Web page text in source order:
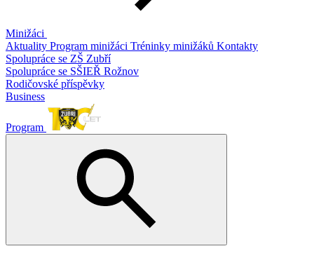
Minižáci
Aktuality Program minižáci Tréninky minižáků Kontakty
Spolupráce se ZŠ Zubří
Spolupráce se SŠIEŘ Rožnov
Rodičovské příspěvky
Business
Program